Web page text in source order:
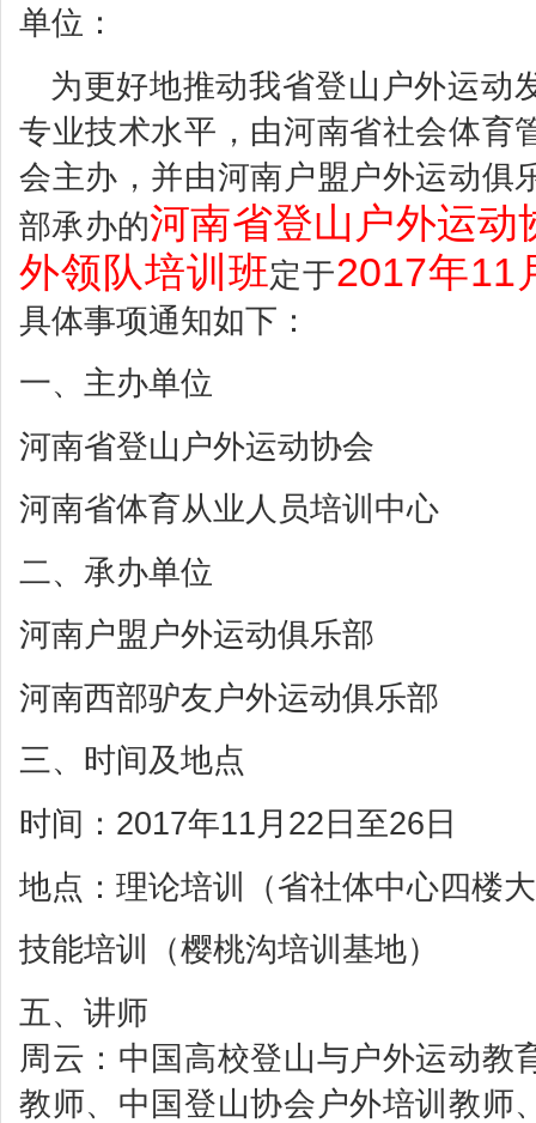
单位：
为更好地推动我省登山户外运动
专业技术水平，由河南省社会体育
会主办，并由河南户盟户外运动俱
部承办的河南省登山户外运动
外领队培训班定于2017年11
具体事项通知如下：
一、主办单位
河南省登山户外运动协会
河南省体育从业人员培训中心
二、承办单位
河南户盟户外运动俱乐部
河南西部驴友户外运动俱乐部
三、时间及地点
时间：2017年11月22日至26日
地点：理论培训（省社体中心四楼
技能培训（樱桃沟培训基地）
五、讲师
周云：中国高校登山与户外运动教
教师、中国登山协会户外培训教师